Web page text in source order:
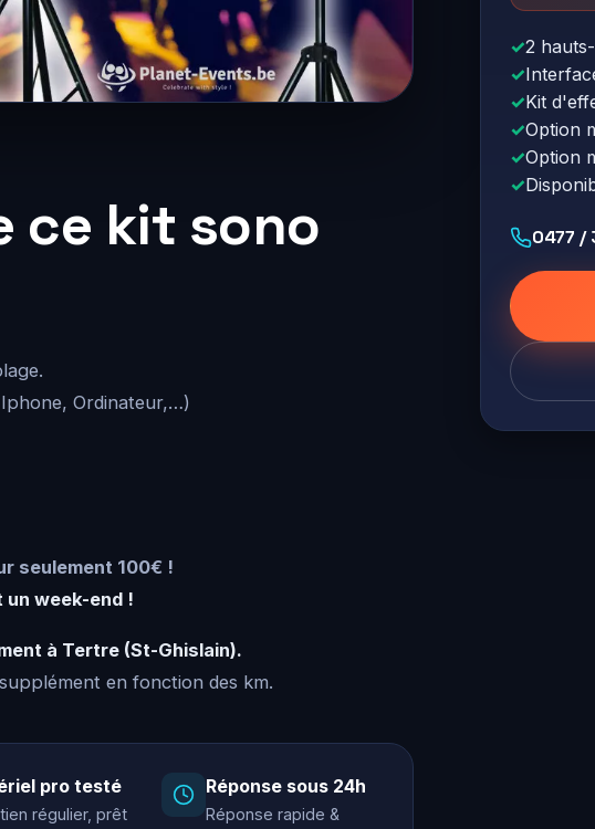
ce kit sono
Ordinateur,…)
seulement 100€ !
un week-end !
à Tertre (St-Ghislain).
en fonction des km.
pro testé
régulier, prêt
Réponse sous 24h
Réponse rapide &
2
Kit
Option
Option
0477 /